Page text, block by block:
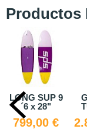
Productos
GT GRAN
TURISMO
€